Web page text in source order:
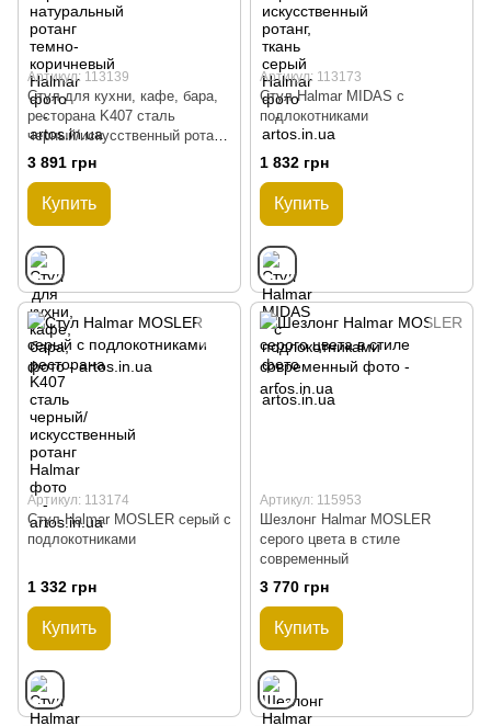
Артикул: 113139
Стул для кухни, кафе, бара,
ресторана K407 сталь
черный/искусственный ротанг
Halmar
3 891 грн
Купить
Артикул: 113173
Стул Halmar MIDAS с
подлокотниками
1 832 грн
Купить
Артикул: 113174
Стул Halmar MOSLER серый с
подлокотниками
1 332 грн
Купить
Артикул: 115953
Шезлонг Halmar MOSLER
серого цвета в стиле
современный
3 770 грн
Купить